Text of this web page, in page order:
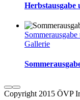
Herbstausgabe
Gallerie
Copyright 2015 ÖVP